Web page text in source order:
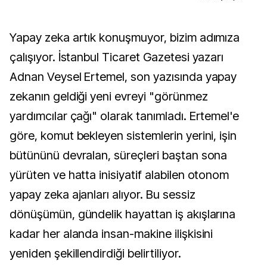
Yapay zeka artık konuşmuyor, bizim adımıza
çalışıyor. İstanbul Ticaret Gazetesi yazarı
Adnan Veysel Ertemel, son yazısında yapay
zekanın geldiği yeni evreyi "görünmez
yardımcılar çağı" olarak tanımladı. Ertemel'e
göre, komut bekleyen sistemlerin yerini, işin
bütününü devralan, süreçleri baştan sona
yürüten ve hatta inisiyatif alabilen otonom
yapay zeka ajanları alıyor. Bu sessiz
dönüşümün, gündelik hayattan iş akışlarına
kadar her alanda insan-makine ilişkisini
yeniden şekillendirdiği belirtiliyor.